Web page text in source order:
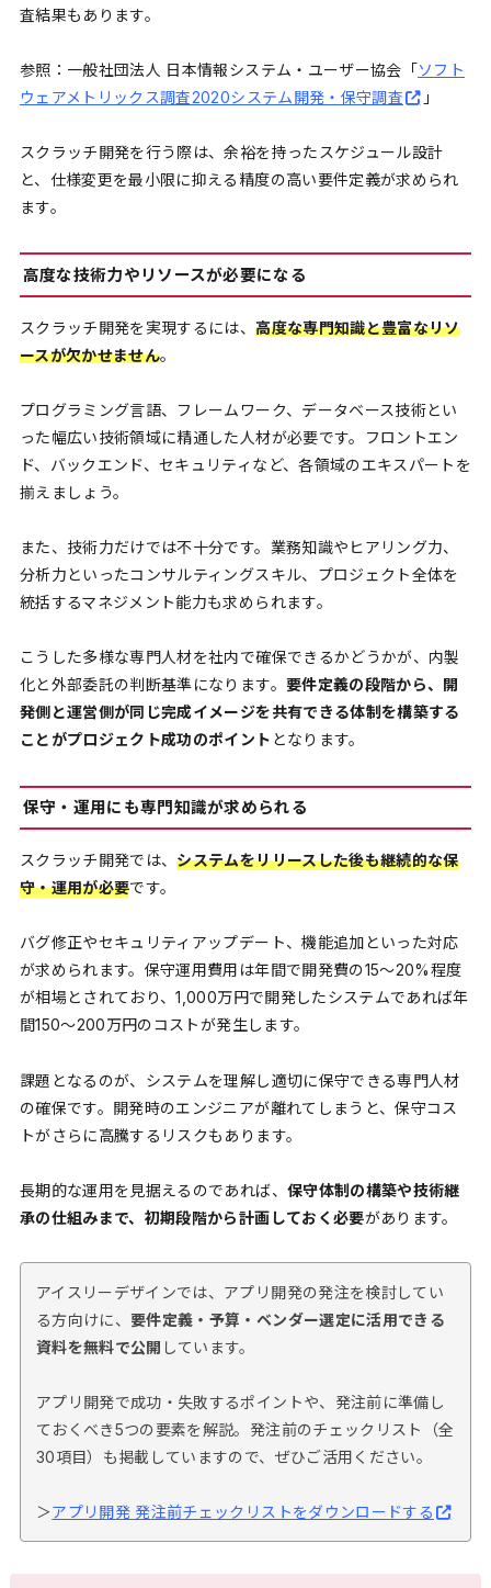
査結果もあります。
参照：一般社団法人 日本情報システム・ユーザー協会「ソフト
ウェアメトリックス調査2020システム開発・保守調査
」
スクラッチ開発を行う際は、余裕を持ったスケジュール設計
と、仕様変更を最小限に抑える精度の高い要件定義が求められ
ます。
高度な技術力やリソースが必要になる
スクラッチ開発を実現するには、高度な専門知識と豊富なリソ
ースが欠かせません。
プログラミング言語、フレームワーク、データベース技術とい
った幅広い技術領域に精通した人材が必要です。フロントエン
ド、バックエンド、セキュリティなど、各領域のエキスパートを
揃えましょう。
また、技術力だけでは不十分です。業務知識やヒアリング力、
分析力といったコンサルティングスキル、プロジェクト全体を
統括するマネジメント能力も求められます。
こうした多様な専門人材を社内で確保できるかどうかが、内製
化と外部委託の判断基準になります。 要件定義の段階から、開
発側と運営側が同じ完成イメージを共有できる体制を構築する
ことがプロジェクト成功のポイント となります。
保守・運用にも専門知識が求められる
スクラッチ開発では、システムをリリースした後も継続的な保
守・運用が必要です。
バグ修正やセキュリティアップデート、機能追加といった対応
が求められます。保守運用費用は年間で開発費の15〜20%程度
が相場とされており、1,000万円で開発したシステムであれば年
間150〜200万円のコストが発生します。
課題となるのが、システムを理解し適切に保守できる専門人材
の確保です。開発時のエンジニアが離れてしまうと、保守コス
トがさらに高騰するリスクもあります。
長期的な運用を見据えるのであれば、 保守体制の構築や技術継
承の仕組みまで、初期段階から計画しておく必要があります。
アイスリーデザインでは、アプリ開発の発注を検討してい
る方向けに、要件定義・予算・ベンダー選定に活用できる
資料を無料で公開 しています。
アプリ開発で成功・失敗するポイントや、発注前に準備し
ておくべき5つの要素を解説。発注前のチェックリスト（全
30項目）も掲載していますので、ぜひご活用ください。
＞アプリ開発 発注前チェックリストをダウンロードする